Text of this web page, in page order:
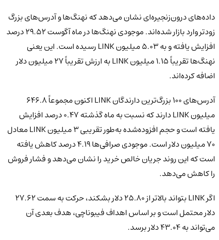
داده‌های درون‌زنجیره‌ای نشان می‌دهد که نهنگ‌ها و آدرس‌های بزرگ
زودتر وارد بازار شده‌اند. موجودی نهنگ‌ها در ماه آگوست ۲۹.۵۲ درصد
افزایش یافته و به ۵.۰۳ میلیون LINK رسیده است. این یعنی
نهنگ‌ها تقریباً ۱.۱۵ میلیون LINK به ارزش تقریباً ۲۷ میلیون دلار
اضافه کرده‌اند.
آدرس‌های ۱۰۰ بزرگ‌ترین دارندگان LINK اکنون مجموعاً ۶۴۶.۸
میلیون LINK دارند که نسبت به ماه گذشته ۰.۴۷ درصد افزایش
یافته است و حجم افزوده‌شده به‌طور تقریبی ۳ میلیون LINK معادل
۷۰ میلیون دلار است. موجودی صرافی‌ها ۴.۱۹ درصد کاهش یافته
است که این روند جریان خالص خرید را نشان می‌دهد و فشار فروش
را کاهش می‌دهد.
اگر LINK بتواند بالاتر از ۲۵.۸۰ دلار بشکند، حرکت به سمت ۲۷.۶۲
دلار محتمل است و بر اساس اهداف فیبوناچی، هدف بعدی آن
می‌تواند به ۴۳.۰۴ دلار برسد.